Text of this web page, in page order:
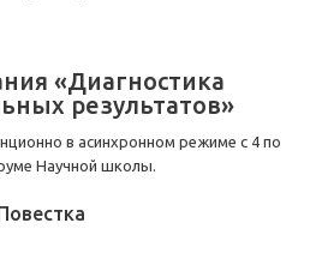
«Диагностика
результатов»
в асинхронном режиме с 4 по
Научной школы.